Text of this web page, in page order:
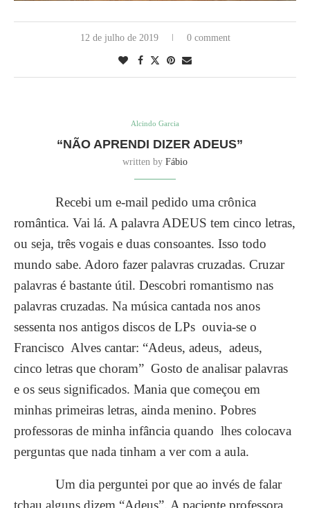
12 de julho de 2019 0 comment
Alcindo Garcia
“NÃO APRENDI DIZER ADEUS”
written by Fábio
Recebi um e-mail pedido uma crônica
romântica. Vai lá. A palavra ADEUS tem cinco letras,
ou seja, três vogais e duas consoantes. Isso todo
mundo sabe. Adoro fazer palavras cruzadas. Cruzar
palavras é bastante útil. Descobri romantismo nas
palavras cruzadas. Na música cantada nos anos
sessenta nos antigos discos de LPs ouvia-se o
Francisco Alves cantar: “Adeus, adeus, adeus,
cinco letras que choram” Gosto de analisar palavras
e os seus significados. Mania que começou em
minhas primeiras letras, ainda menino. Pobres
professoras de minha infância quando lhes colocava
perguntas que nada tinham a ver com a aula.
Um dia perguntei por que ao invés de falar